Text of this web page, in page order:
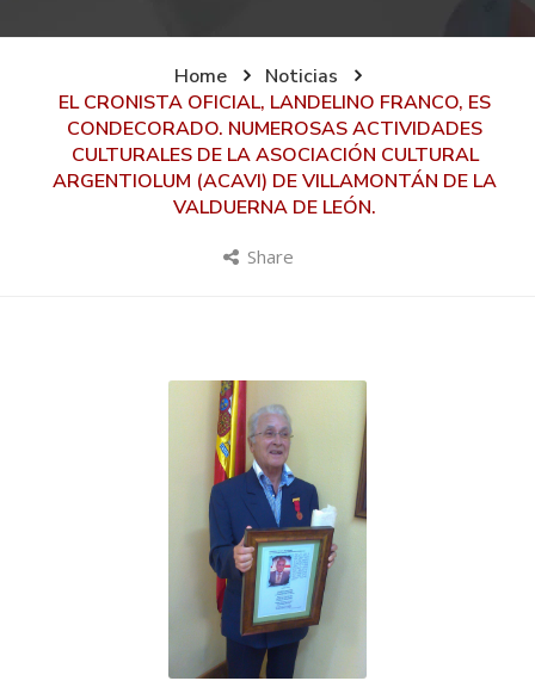
Home
Noticias
EL CRONISTA OFICIAL, LANDELINO FRANCO, ES
CONDECORADO. NUMEROSAS ACTIVIDADES
CULTURALES DE LA ASOCIACIÓN CULTURAL
ARGENTIOLUM (ACAVI) DE VILLAMONTÁN DE LA
VALDUERNA DE LEÓN.
Share